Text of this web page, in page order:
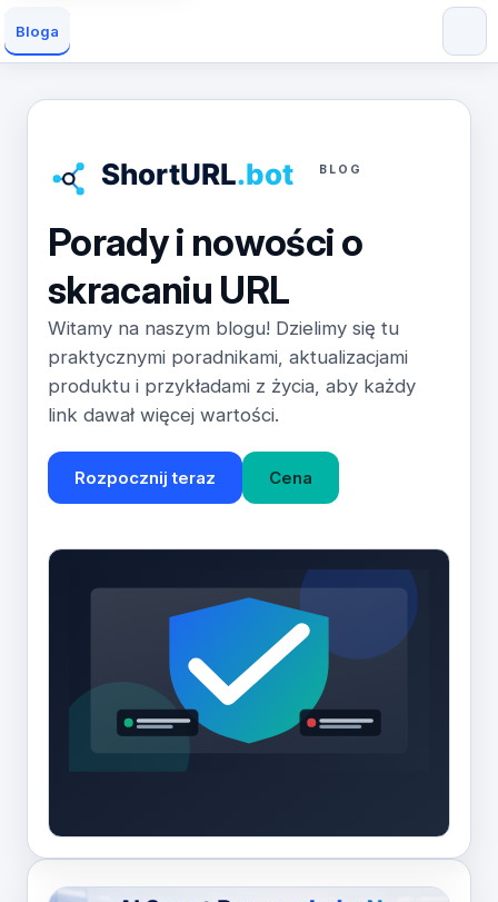
Bloga
BLOG
Porady i nowości o
skracaniu URL
Witamy na naszym blogu! Dzielimy się tu
praktycznymi poradnikami, aktualizacjami
produktu i przykładami z życia, aby każdy
link dawał więcej wartości.
Rozpocznij teraz Cena